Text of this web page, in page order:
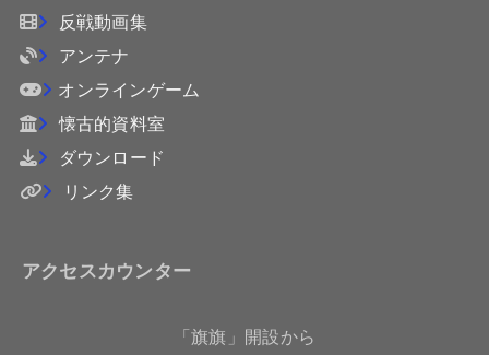
反戦動画集
アンテナ
オンラインゲーム
懐古的資料室
ダウンロード
リンク集
アクセスカウンター
「旗旗」開設から